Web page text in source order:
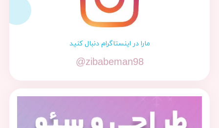
مارا در اینستاگرام دنبال کنید
@zibabeman98